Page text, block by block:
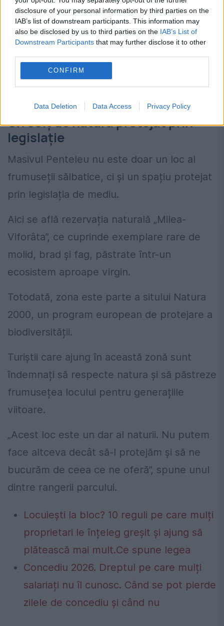
disclosure of your personal information by third parties on the
IAB’s list of downstream participants. This information may
also be disclosed by us to third parties on the IAB’s List of
Downstream Participants that may further disclose it to other
CONFIRM
Data Deletion Data Access Privacy Policy
Un colț de natură protejat prin
legislație
Masivul Penteleu nu este doar un loc al
frumuseții sălbatice, ci și un spațiu protejat
prin legislația de mediu.
Aici se află rezervația naturală „Milea-
Viforâta”, ce cuprinde exemplare rare de
molid, brad și fag, păstrate într-un
ecosistem aproape virgin.
Totodată, zona este parte a sitului Natura
2000, un program european de protejare a
biodiversității.
Turiștii care ajung în această zonă sunt
îndemnați să respecte natura și să păstreze
frumusețea locului pentru generațiile
viitoare.
„Acest loc este un dar al naturii. Nu putem
face altceva decât să-l protejăm și să ne
bucurăm de ceea ce ne oferă”, spune unul
dintre rangerii parcului.
Locuiești la bloc? 10 reguli pe care mulți
proprietari le înțeleg greșit și ajung să
plătească mai mult.Ce spune legea
Concediu 2026. Dreptul pe care mulți
salariați nu îl cunosc. Când se pot pierde
zilele de concediu și când nu